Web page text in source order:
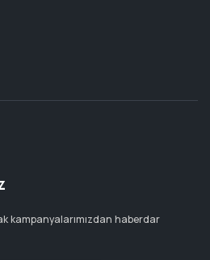
kampanyalarımızdan haberdar